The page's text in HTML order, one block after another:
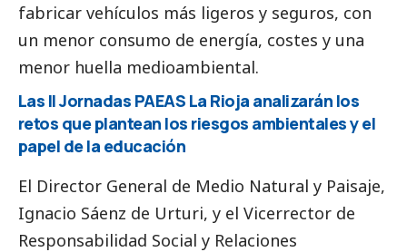
fabricar vehículos más ligeros y seguros, con
un menor consumo de energía, costes y una
menor huella medioambiental.
Las II Jornadas PAEAS La Rioja analizarán los
retos que plantean los riesgos ambientales y el
papel de la educación
El Director General de Medio Natural y Paisaje,
Ignacio Sáenz de Urturi, y el Vicerrector de
Responsabilidad Social y Relaciones